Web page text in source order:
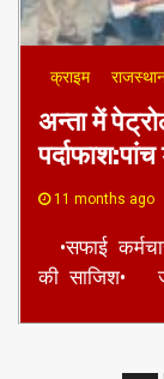
क्राइम
अन्ता में
11 months ago
•सफाई
की साजिश•